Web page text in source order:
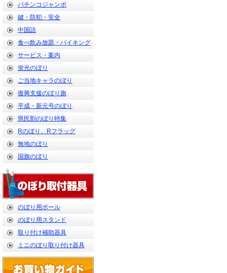
パチンコジャンボ
鍵・防犯・安全
中国語
食べ飲み放題・バイキング
サービス・案内
蛍光のぼり
ご当地キャラのぼり
復興支援のぼり旗
平成・新元号のぼり
県民割のぼり特集
Rのぼり、Rフラッグ
無地のぼり
国旗のぼり
のぼり用ポール
のぼり用スタンド
取り付け補助器具
ミニのぼり取り付け器具